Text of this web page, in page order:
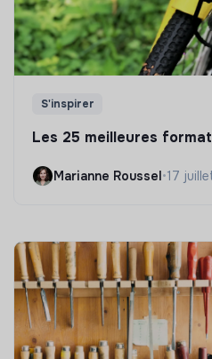
S'inspirer
Les 25 meilleures
Marianne Roussel•17